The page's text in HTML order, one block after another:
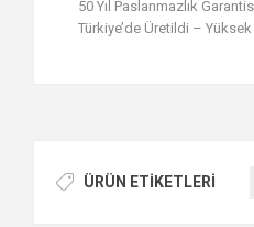
50 Yıl Paslanmazlık
Türkiye’de Üretildi –
ÜRÜN ETIKETLERI